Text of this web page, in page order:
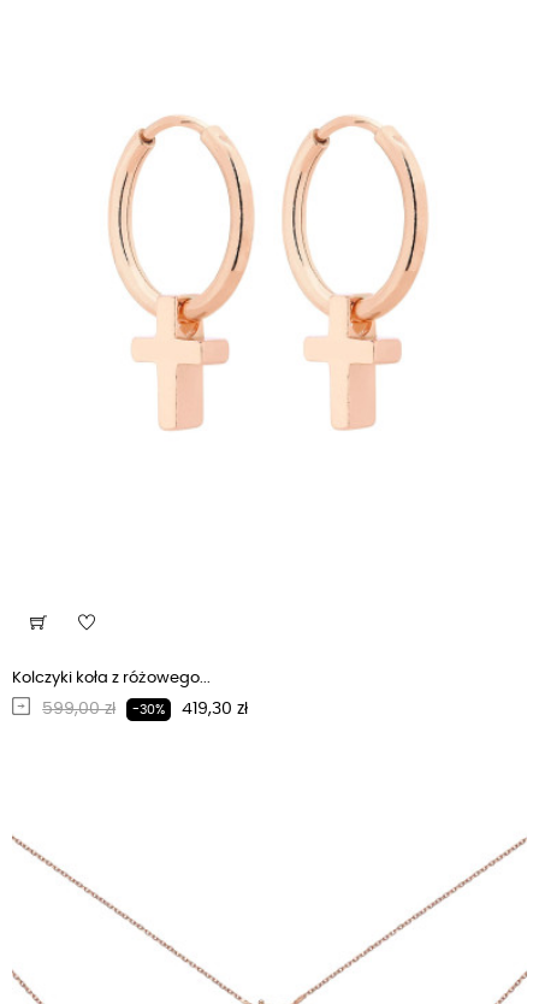
Kolczyki koła z różowego...
Regularna cena
599,00 zł -30% Cena
419,30 zł